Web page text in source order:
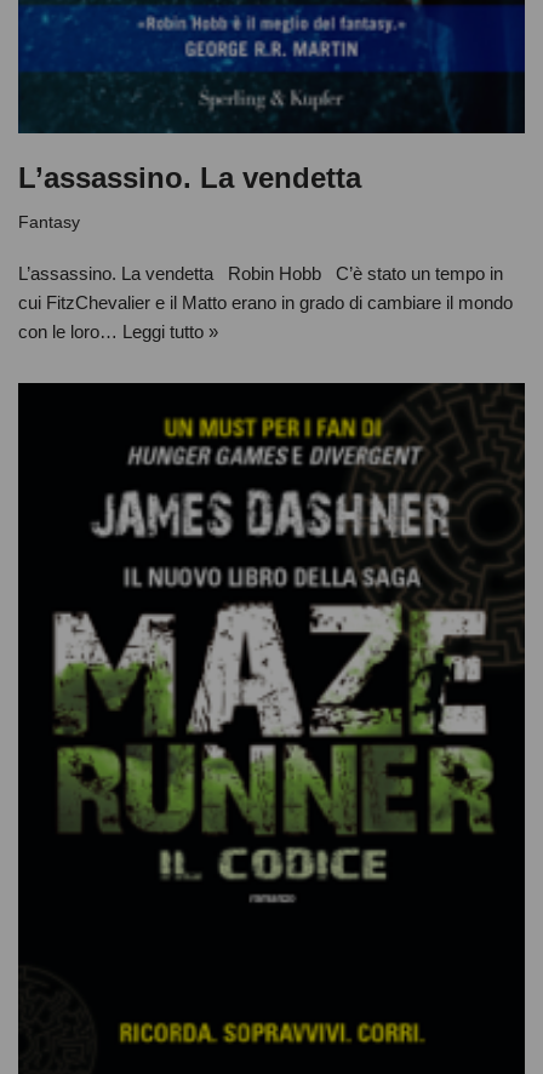
L’assassino. La vendetta
Fantasy
L’assassino. La vendetta Robin Hobb C’è stato un tempo in
cui FitzChevalier e il Matto erano in grado di cambiare il mondo
con le loro… Leggi tutto »